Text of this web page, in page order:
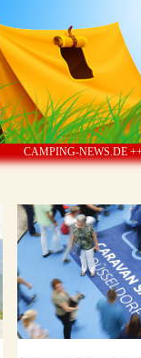
CAMPING-NEWS.DE +++